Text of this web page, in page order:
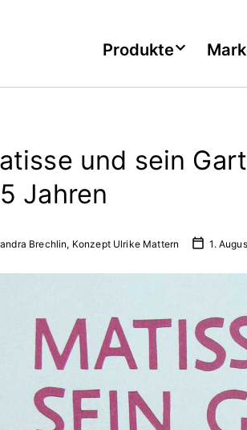
Produkte
und sein
Jahren
Brechlin, Konzept Ulrike Mattern 1.